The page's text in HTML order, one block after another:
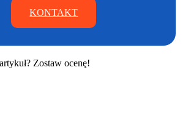
KONTAKT
Zostaw ocenę!